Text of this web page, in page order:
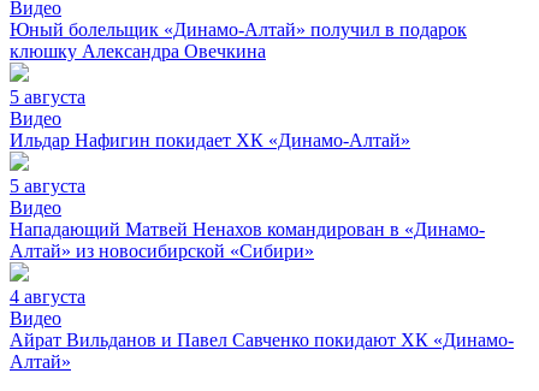
Видео
Юный болельщик «Динамо-Алтай» получил в подарок
клюшку Александра Овечкина
5 августа
Видео
Ильдар Нафигин покидает ХК «Динамо-Алтай»
5 августа
Видео
Нападающий Матвей Ненахов командирован в «Динамо-
Алтай» из новосибирской «Сибири»
4 августа
Видео
Айрат Вильданов и Павел Савченко покидают ХК «Динамо-
Алтай»